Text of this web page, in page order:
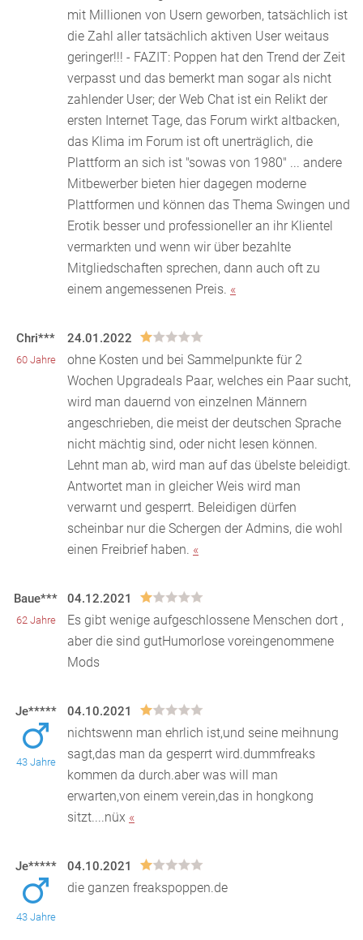
mit Millionen von Usern geworben, tatsächlich ist
die Zahl aller tatsächlich aktiven User weitaus
geringer!!! - FAZIT: Poppen hat den Trend der Zeit
verpasst und das bemerkt man sogar als nicht
zahlender User; der Web Chat ist ein Relikt der
ersten Internet Tage, das Forum wirkt altbacken,
das Klima im Forum ist oft unerträglich, die
Plattform an sich ist "sowas von 1980" ... andere
Mitbewerber bieten hier dagegen moderne
Plattformen und können das Thema Swingen und
Erotik besser und professioneller an ihr Klientel
vermarkten und wenn wir über bezahlte
Mitgliedschaften sprechen, dann auch oft zu
einem angemessenen Preis. «
Chri***
60 Jahre
24.01.2022
ohne Kosten und bei Sammelpunkte für 2
Wochen Upgradeals Paar, welches ein Paar sucht,
wird man dauernd von einzelnen Männern
angeschrieben, die meist der deutschen Sprache
nicht mächtig sind, oder nicht lesen können.
Lehnt man ab, wird man auf das übelste beleidigt.
Antwortet man in gleicher Weis wird man
verwarnt und gesperrt. Beleidigen dürfen
scheinbar nur die Schergen der Admins, die wohl
einen Freibrief haben. «
Baue***
62 Jahre
04.12.2021
Es gibt wenige aufgeschlossene Menschen dort ,
aber die sind gutHumorlose voreingenommene
Mods
Je*****
43 Jahre
04.10.2021
nichtswenn man ehrlich ist,und seine meihnung
sagt,das man da gesperrt wird.dummfreaks
kommen da durch.aber was will man
erwarten,von einem verein,das in hongkong
sitzt....nüx «
Je*****
43 Jahre
04.10.2021
die ganzen freakspoppen.de